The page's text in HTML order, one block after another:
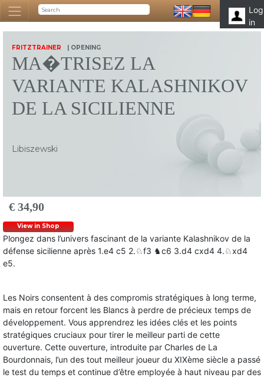
Log
in
FRITZTRAINER | OPENING
MA�TRISEZ LA
VARIANTE KALASHNIKOV
DE LA SICILIENNE
Libiszewski
€ 34,90
View in Shop
Plongez dans l’univers fascinant de la variante Kalashnikov de la
défense sicilienne après 1.e4 c5 2.♘f3 ♞c6 3.d4 cxd4 4.♘xd4
e5.
Les Noirs consentent à des compromis stratégiques à long terme,
mais en retour forcent les Blancs à perdre de précieux temps de
développement. Vous apprendrez les idées clés et les points
stratégiques cruciaux pour tirer le meilleur parti de cette
ouverture. Cette ouverture, introduite par Charles de La
Bourdonnais, l’un des tout meilleur joueur du XIXème siècle a passé
le test du temps et continue d’être employée à haut niveau par des